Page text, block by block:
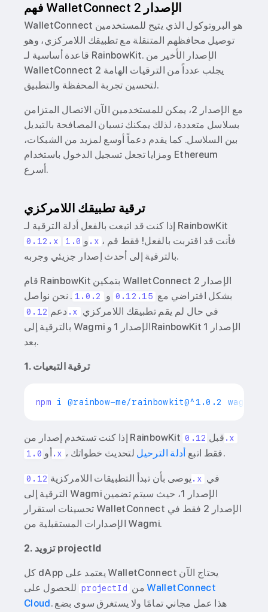
فهم WalletConnect الإصدار 2
WalletConnect هو البروتوكول الذي يتيح للمستخدمين
توصيل محافظهم المتنقلة مع تطبيقك اللامركزي، وهو
قاعدة أساسية لـ RainbowKit. الإصدار الأخير من
WalletConnect 2 يجلب عدداً من الترقيات الهامة
لتحسين تجربة المحفظة والتطبيق.
مع الإصدار 2، يمكن للمستخدمين الآن الاتصال المتزامن
بسلاسل متعددة، لذلك يمكنك نسيان المصافحة بالتبديل
بين السلاسل. كما يقدم دعماً أوسع لمزيد من الشبكات،
ومزايا تجعل تسجيل الدخول باستخدام Ethereum
أسرع.
ترقية تطبيقك اللامركزي
إذا كنت قد اتبعت بالفعل أدلة الترقية لـ RainbowKit
0.12.x و 1.0.x ، فأنت قد اقتربت بالفعل! فقط قم
بالترقية إلى أحدث إصدار جزيئي وجربه.
قام RainbowKit بتمكين WalletConnect الإصدار 2
بشكل افتراضي مع 0.12.15 و 1.0.2 . نحن نواصل
دعم 0.12.x
بالترقية إلى Wagmi الإصدار 1 وRainbowKit الإصدار 1
بعد.
1. ترقية التبعيات
npm
إذا كنت تستخدم إصدار من RainbowKit قبل 0.12.x
أو 1.0.x ، فقط اتبع أدلة الترحيل لتحديث خطواتك.
يوصى بأن تبدأ التطبيقات اللامركزية 0.12.x
الترقية إلى Wagmi الإصدار 1، حيث سيتم تضمين
تحسينات استقرار WalletConnect الإصدار 2 فقط في
الإصدارات المستقبلية من Wagmi.
2. تزويد projectId
كل dApp يعتمد على WalletConnect يحتاج الآن
projectId
WalletConnect
Cloud. هذا عمل مجاني تمامًا ولا يستغرق سوى بضع